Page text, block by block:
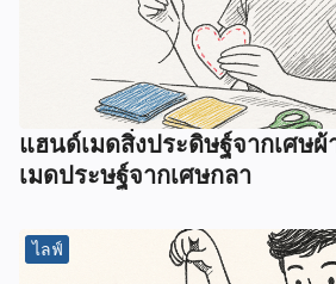
แฮนด์เมดสิ่งประดิษฐ์จากเศษ
เมดประษฐ์จากเศษกลา
ไลฟ์